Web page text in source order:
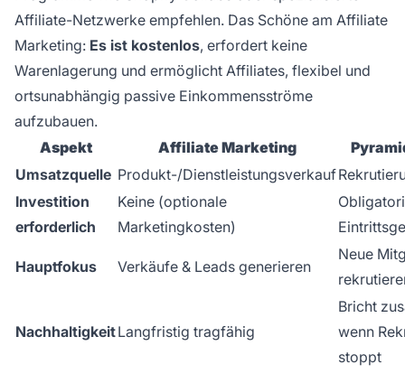
Affiliate-Netzwerke empfehlen. Das Schöne am Affiliate
Marketing: Es ist kostenlos, erfordert keine
Warenlagerung und ermöglicht Affiliates, flexibel und
ortsunabhängig passive Einkommensströme
aufzubauen.
Aspekt
Affiliate Marketing
Umsatzquelle Produkt-/Dienstleistungsverkauf
Investition
erforderlich
Keine (optionale
Marketingkosten)
Hauptfokus Verkäufe & Leads generieren
Neue
NachhaltigkeitLangfristig tragfähig
Bricht
wenn
stoppt